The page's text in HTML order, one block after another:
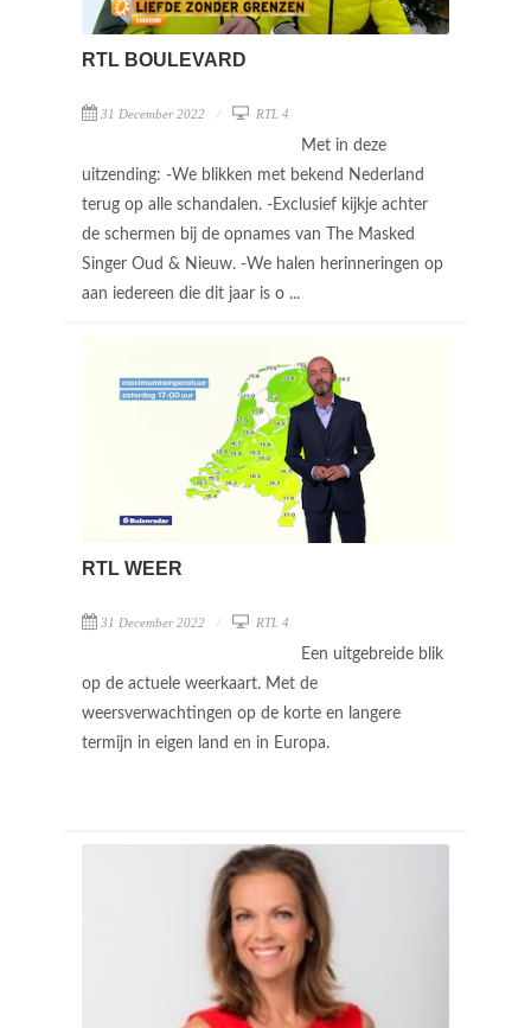
RTL BOULEVARD
31 December 2022 RTL 4
Met in deze
uitzending: -We blikken met bekend Nederland
terug op alle schandalen. -Exclusief kijkje achter
de schermen bij de opnames van The Masked
Singer Oud & Nieuw. -We halen herinneringen op
aan iedereen die dit jaar is o ...
RTL WEER
31 December 2022 RTL 4
Een uitgebreide blik
op de actuele weerkaart. Met de
weersverwachtingen op de korte en langere
termijn in eigen land en in Europa.